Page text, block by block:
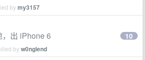
bymy3157
出 iPhone 6
byw0nglend
10